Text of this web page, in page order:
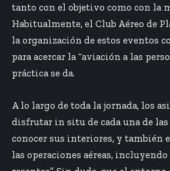
tanto con el objetivo como con la
Habitualmente, el Club Aéreo de
la organización de estos eventos
para acercar la “aviación a las
práctica se da.
A lo largo de toda la jornada, los
disfrutar in situ de cada una de las
conocer sus interiores, y también
las operaciones aéreas, incluyendo